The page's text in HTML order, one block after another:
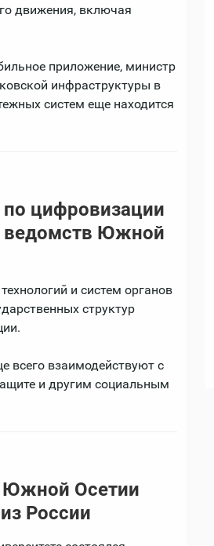
движения, включая
приложение, министр
инфраструктуры в
систем еще находится
цифровизации
ведомств Южной
и систем органов
структур
всего взаимодействуют с
и другим социальным
Южной Осетии
России